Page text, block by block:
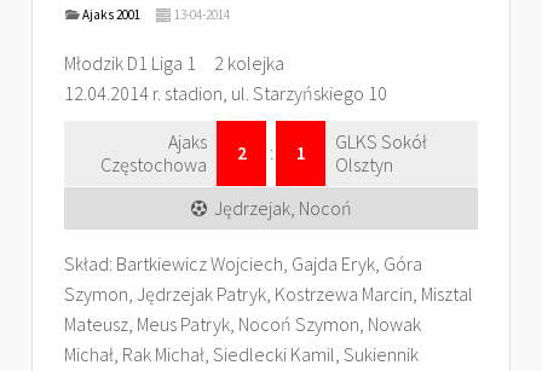
Ajaks 2001 13-04-2014
Młodzik D1 Liga 1 2 kolejka
12.04.2014 r. stadion, ul. Starzyńskiego 10
Ajaks
Częstochowa
2 : 1
GLKS Sokół
Olsztyn
Jędrzejak, Nocoń
Skład: Bartkiewicz Wojciech, Gajda Eryk, Góra
Szymon, Jędrzejak Patryk, Kostrzewa Marcin, Misztal
Mateusz, Meus Patryk, Nocoń Szymon, Nowak
Michał, Rak Michał, Siedlecki Kamil, Sukiennik